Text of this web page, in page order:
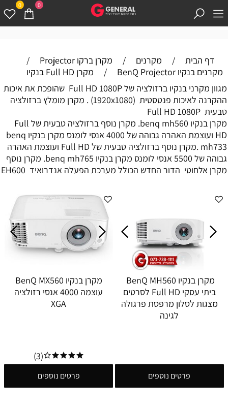
0 0
דף הבית / מקרנים / מקרן ברקו Projector
/
מקרנים בנקיו BenQ Projector
/
מקרן Full HD בנקיו
מגוון מקרני בנקיו ברזולציה של Full HD 1080P שהופכת את איכות
ההקרנה לאיכות פנטסטית (1920x1080) . מקרן מומלץ ברזולציה
טבעית Full HD 1080P
מקרן בנקיו benq mh560. מקרן נוסף ברזולציה טבעית של Full
HD ועוצמת האהרה גבוהה של 4000 אנסי לומנס מקרן בנקיו benq
mh733 .מקרן נוסף ברזולציה טבעית של Full HD ועוצמת האהרה
גבוהה של 5500 אנסי לומנס מקרן בנקיו benq mh765. מקרן נוסף
מקרן אלחוטי הדור החדש הכולל מערכת הפעלה אנדרואיד EH600
ביתי עסקי Full HD לסרטים
מצגות לסלון מרפסת פרגולה
לגינה
פרטים נוספים
מקרן בנקיו BenQ MX560
עוצמה 4000 אנסי רזולציה
XGA
(3)
פרטים נוספים